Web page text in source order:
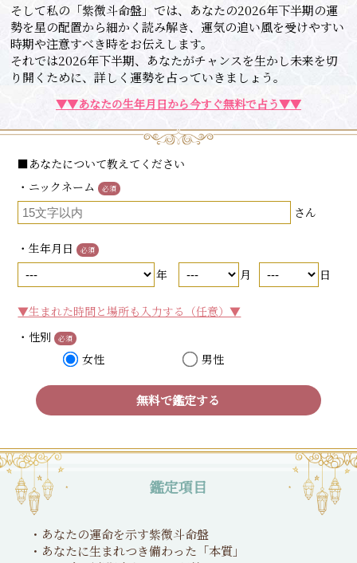
そして私の「紫微斗命盤」では、あなたの2026年下半期の運
勢を星の配置から細かく読み解き、運気の追い風を受けやすい
時期や注意すべき時をお伝えします。
それでは2026年下半期、あなたがチャンスを生かし未来を切
り開くために、詳しく運勢を占っていきましょう。
▼▼あなたの生年月日から今すぐ無料で占う▼▼
■あなたについて教えてください
・ニックネーム
必須
さん
・生年月日 必須
年 月 日
▼生まれた時間と場所も入力する（任意）▼
・性別
必須
女性 男性
無料で鑑定する
鑑定項目
・あなたの運命を示す紫微斗命盤
・あなたに生まれつき備わった「本質」